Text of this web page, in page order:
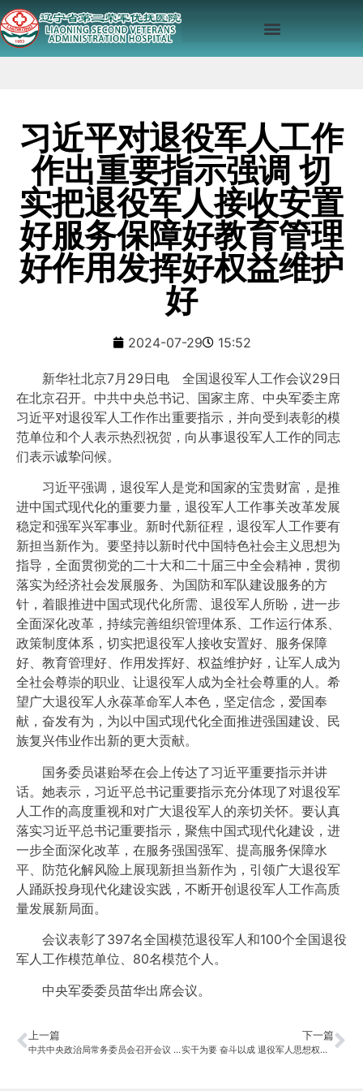
习近平对退役军人工作
作出重要指示强调 切
实把退役军人接收安置
好服务保障好教育管理
好作用发挥好权益维护
好
2024-07-29 15:52
新华社北京7月29日电 全国退役军人工作会议29日
在北京召开。中共中央总书记、国家主席、中央军委主席
习近平对退役军人工作作出重要指示，并向受到表彰的模
范单位和个人表示热烈祝贺，向从事退役军人工作的同志
们表示诚挚问候。
习近平强调，退役军人是党和国家的宝贵财富，是推
进中国式现代化的重要力量，退役军人工作事关改革发展
稳定和强军兴军事业。新时代新征程，退役军人工作要有
新担当新作为。要坚持以新时代中国特色社会主义思想为
指导，全面贯彻党的二十大和二十届三中全会精神，贯彻
落实为经济社会发展服务、为国防和军队建设服务的方
针，着眼推进中国式现代化所需、退役军人所盼，进一步
全面深化改革，持续完善组织管理体系、工作运行体系、
政策制度体系，切实把退役军人接收安置好、服务保障
好、教育管理好、作用发挥好、权益维护好，让军人成为
全社会尊崇的职业、让退役军人成为全社会尊重的人。希
望广大退役军人永葆革命军人本色，坚定信念，爱国奉
献，奋发有为，为以中国式现代化全面推进强国建设、民
族复兴伟业作出新的更大贡献。
国务委员谌贻琴在会上传达了习近平重要指示并讲
话。她表示，习近平总书记重要指示充分体现了对退役军
人工作的高度重视和对广大退役军人的亲切关怀。要认真
落实习近平总书记重要指示，聚焦中国式现代化建设，进
一步全面深化改革，在服务强国强军、提高服务保障水
平、防范化解风险上展现新担当新作为，引领广大退役军
人踊跃投身现代化建设实践，不断开创退役军人工作高质
量发展新局面。
会议表彰了397名全国模范退役军人和100个全国退役
军人工作模范单位、80名模范个人。
中央军委委员苗华出席会议。
上一篇
中共中央政治局常务委员会召开会议 研究部署防汛抗洪救灾工作 中共中央总书记习近平主持会议
下一篇
实干为要 奋斗以成 退役军人思想权益工作稳步推进